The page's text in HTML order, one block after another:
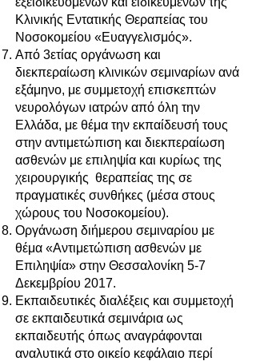
Κλινικής Εντατικής Θεραπείας του
Νοσοκομείου «Ευαγγελισμός».
Από 3ετίας οργάνωση και
διεκπεραίωση κλινικών σεμιναρίων ανά
εξάμηνο, με συμμετοχή επισκεπτών
νευρολόγων ιατρών από όλη την
Ελλάδα, με θέμα την εκπαίδευσή τους
στην αντιμετώπιση και διεκπεραίωση
ασθενών με επιληψία και κυρίως της
χειρουργικής θεραπείας της σε
πραγματικές συνθήκες (μέσα στους
χώρους του Νοσοκομείου).
Οργάνωση διήμερου σεμιναρίου με
θέμα «Αντιμετώπιση ασθενών με
Επιληψία» στην Θεσσαλονίκη 5-7
Δεκεμβρίου 2017.
Εκπαιδευτικές διαλέξεις και συμμετοχή
σε εκπαιδευτικά σεμινάρια ως
εκπαιδευτής όπως αναγράφονται
αναλυτικά στο οικείο κεφάλαιο περί